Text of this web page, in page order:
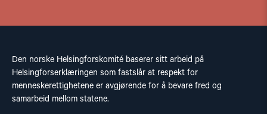
Den norske Helsingforskomité baserer sitt arbeid på
Helsingforserklæringen som fastslår at respekt for
menneskerettighetene er avgjørende for å bevare fred og
samarbeid mellom statene.